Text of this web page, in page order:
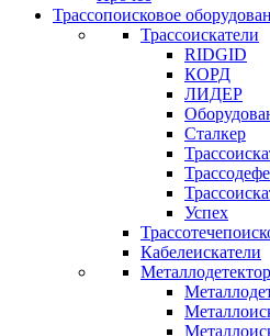
Трассопоисковое
Трассоискатели
RIDGID
КОРД
ЛИДЕР
Сталкер
Успех
Кабелеискатели